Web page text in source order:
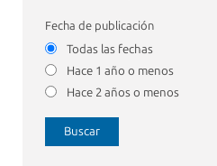
Fecha de publicación
Todas las fechas
Hace 1 año o menos
Hace 2 años o menos
Buscar